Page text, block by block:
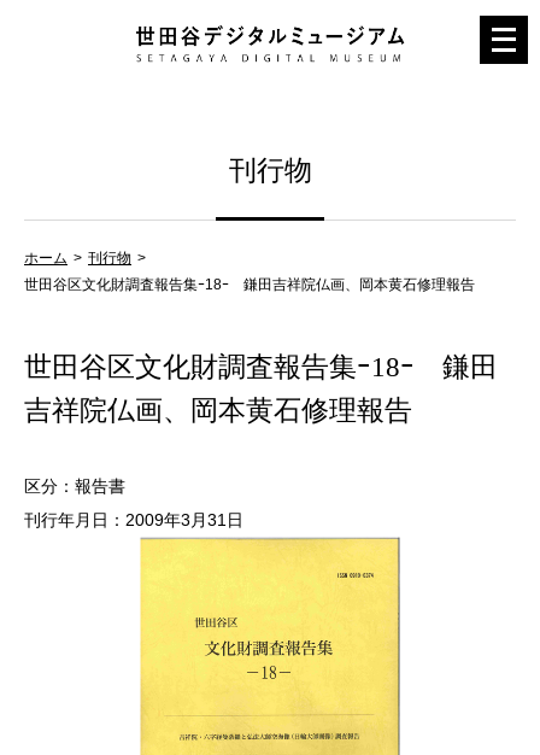
メ
ニ
刊行物
ホーム
刊行物
世田谷区文化財調査報告集ｰ18ｰ 鎌田吉祥院仏画、岡本黄石修理報告
世田谷区文化財調査報告集ｰ18ｰ 鎌田
吉祥院仏画、岡本黄石修理報告
区分：報告書
刊行年月日：2009年3月31日